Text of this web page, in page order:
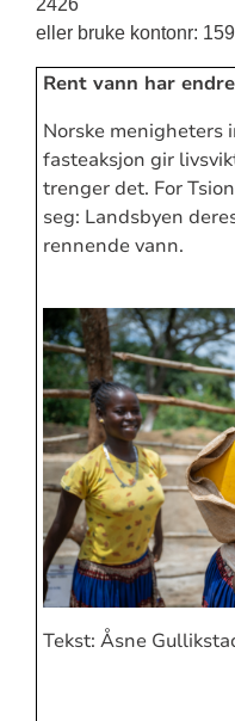
eller bruke kontonr:
Rent vann har
Norske menigheters
fasteaksjon gir
trenger det. For
seg: Landsbyen
rennende vann.
Tekst: Åsne